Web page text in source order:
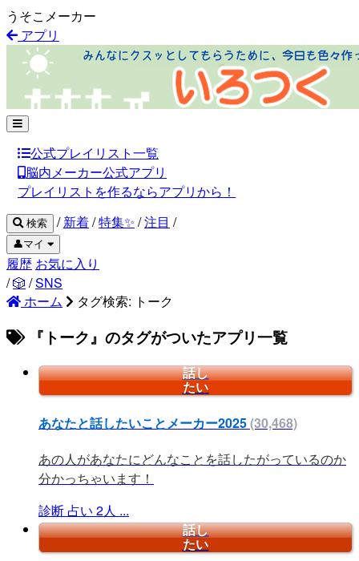
うそこメーカー
アプリ
公式プレイリスト一覧
脳内メーカー公式アプリ
プレイリストを作るならアプリから！
検索 / 新着/特集✨ /注目 /
👤マイ
履歴 お気に入り
/🎲 /SNS
ホーム
タグ検索: トーク
『トーク』のタグがついたアプリ一覧
話し
たい
あなたと話したいことメーカー2025(30,468)
あの人があなたにどんなことを話したがっているのか
分かっちゃいます！
診断 占い 2人 ...
話し
たい